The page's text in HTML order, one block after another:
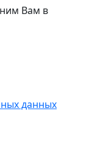
Вам в
данных